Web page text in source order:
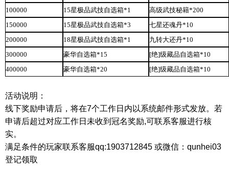
100000
15星极品武技自选箱*1 高级武技秘籍*200
150000
15星极品武技自选箱*3 七星还魂丹*10
200000
18星极品武技自选箱*1 九转大还丹*10
300000
豪华自选箱*15
[绝]级藏品自选箱*10
400000
豪华自选箱*20 [绝]级藏品自选箱*10
活动说明：
线下奖励申请后，将在7个工作日内以系统邮件形式发放。 若
申请后超过对应工作日未收到冠名奖励,可联系客服进行核
实。
满足条件的玩家联系客服qq:1903712845 或微信：qunhei03
登记领取